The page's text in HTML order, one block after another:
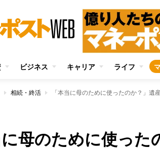
ビジネス キャリア ライフ
相続・終活
に母のために使っ